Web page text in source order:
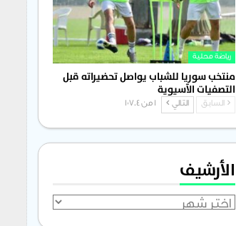
رياضة محلية
منتخب سوريا للشباب يواصل تحضيراته قبل
التصفيات الآسيوية
السابق التالي 1 من 1٬704
الأرشيف
الأرشيف